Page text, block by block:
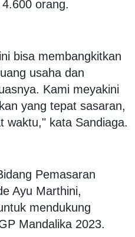
orang.
bisa membangkitkan
usaha dan
Kami meyakini
yang tepat sasaran,
waktu," kata Sandiaga.
Pemasaran
Ayu Marthini,
mendukung
Mandalika 2023.